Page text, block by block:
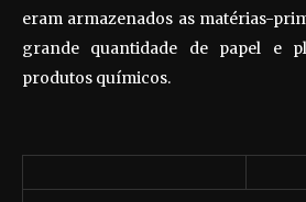
eram armazenados as matérias-
grande quantidade de papel e
produtos químicos.